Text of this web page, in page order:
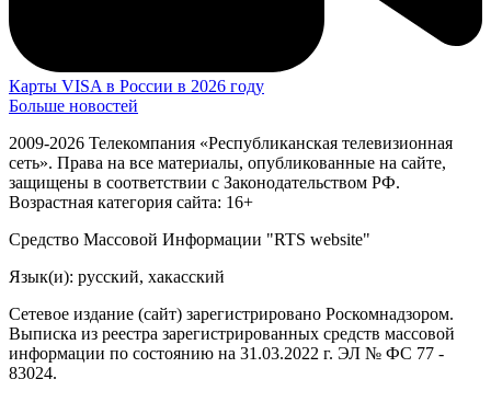
Карты VISA в России в 2026 году
Больше новостей
2009-2026 Телекомпания «Республиканская телевизионная
сеть». Права на все материалы, опубликованные на сайте,
защищены в соответствии с Законодательством РФ.
Возрастная категория сайта: 16+
Средство Массовой Информации "RTS website"
Язык(и): русский, хакасский
Сетевое издание (сайт) зарегистрировано Роскомнадзором.
Выписка из реестра зарегистрированных средств массовой
информации по состоянию на 31.03.2022 г. ЭЛ № ФС 77 -
83024.